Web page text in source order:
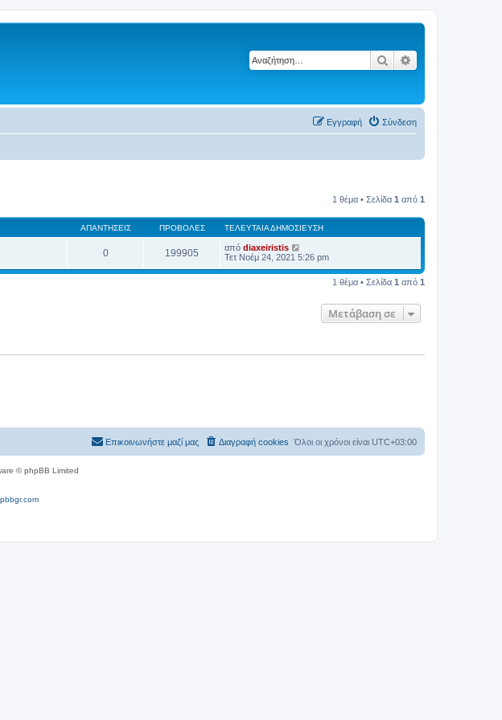
Αναζήτηση
Σύνδεση
Εγγραφή
1 θέμα • Σελίδα 1 από 1
ΑΠΑΝΤΉΣΕΙΣ ΠΡΟΒΟΛΈΣ ΤΕΛΕΥΤΑΊΑ ΔΗΜΟΣΊΕΥΣΗ
0 199905 από diaxeiristis
Τετ Νοέμ 24, 2021 5:26 pm
1 θέμα • Σελίδα 1 από 1
Μετάβαση σε
Όλοι οι χρόνοι είναι UTC+03:00
Διαγραφή cookies
Επικοινωνήστε μαζί μας
© phpBB Limited